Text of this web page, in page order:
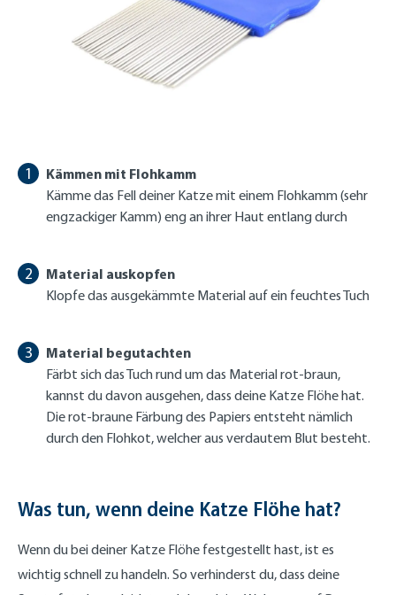
Kämmen mit Flohkamm
Kämme das Fell deiner Katze mit einem Flohkamm (sehr
engzackiger Kamm) eng an ihrer Haut entlang durch
Material auskopfen
Klopfe das ausgekämmte Material auf ein feuchtes Tuch
Material begutachten
Färbt sich das Tuch rund um das Material rot-braun,
kannst du davon ausgehen, dass deine Katze Flöhe hat.
Die rot-braune Färbung des Papiers entsteht nämlich
durch den Flohkot, welcher aus verdautem Blut besteht.
Was tun, wenn deine Katze Flöhe hat?
Wenn du bei deiner Katze Flöhe festgestellt hast, ist es
wichtig schnell zu handeln. So verhinderst du, dass deine